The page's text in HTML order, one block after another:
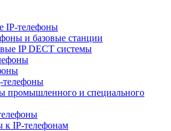
IP-телефоны
и базовые станции
IP DECT системы
телефоны
промышленного и специального
к IP-телефонам